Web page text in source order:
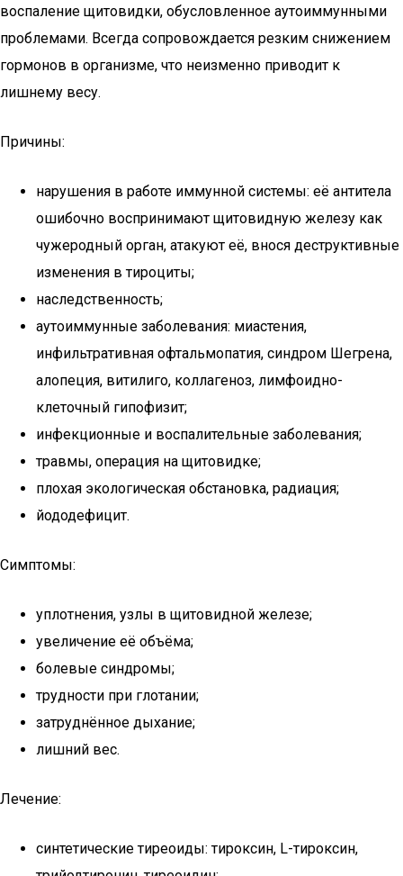
воспаление щитовидки, обусловленное аутоиммунными
проблемами. Всегда сопровождается резким снижением
гормонов в организме, что неизменно приводит к
лишнему весу.
Причины:
нарушения в работе иммунной системы: её антитела
ошибочно воспринимают щитовидную железу как
чужеродный орган, атакуют её, внося деструктивные
изменения в тироциты;
наследственность;
аутоиммунные заболевания: миастения,
инфильтративная офтальмопатия, синдром Шегрена,
алопеция, витилиго, коллагеноз, лимфоидно-
клеточный гипофизит;
инфекционные и воспалительные заболевания;
травмы, операция на щитовидке;
плохая экологическая обстановка, радиация;
йододефицит.
Симптомы:
уплотнения, узлы в щитовидной железе;
увеличение её объёма;
болевые синдромы;
трудности при глотании;
затруднённое дыхание;
лишний вес.
Лечение:
синтетические тиреоиды: тироксин, L-тироксин,